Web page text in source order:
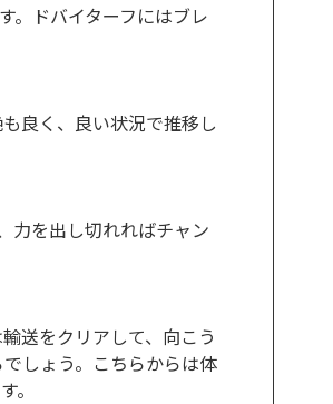
。ドバイターフにはブレ
良く、良い状況で推移し
力を出し切れればチャン
送をクリアして、向こう
しょう。こちらからは体
。